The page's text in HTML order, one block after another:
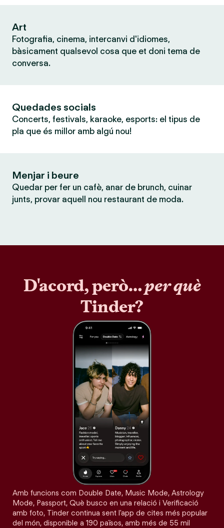
Art
Fotografia, cinema, intercanvi d'idiomes,
bàsicament qualsevol cosa que et doni tema de
conversa.
Quedades socials
Concerts, festivals, karaoke, esports: el tipus de
pla que és millor amb algú nou!
Menjar i beure
Quedar per fer un cafè, anar de brunch, cuinar
junts, provar aquell nou restaurant de moda.
D'acord, però…per què
Tinder?
Amb funcions com Double Date, Music Mode, Astrology
Mode, Passport, Què busco en una relació i Verificació
amb foto, Tinder continua sent l'app de cites més popular
del món, disponible a 190 països, amb més de 55 mil